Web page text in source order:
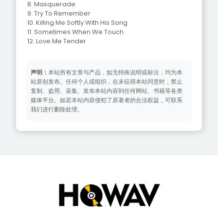
8. Masquerade
9. Try To Remember
10. Killing Me Softly With His Song
11. Sometimes When We Touch
12. Love Me Tender
声明： 本站所有文章与产品，如无特殊说明或标注，均为本
站原创发布。任何个人或组织，在未征得本站同意时，禁止
复制、盗用、采集、发布本站内容到任何网站、书籍等各类
媒体平台。如若本站内容侵犯了原著者的合法权益，可联系
我们进行删除处理。